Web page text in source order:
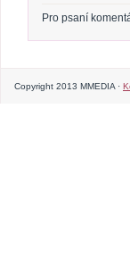
Pro psaní
Copyright 2013 MMEDIA ·